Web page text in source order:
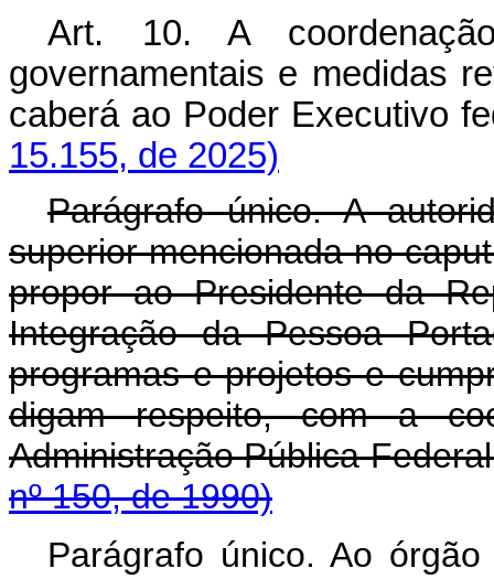
Art. 10. A
governamentais e medidas
caberá ao Poder
15.155, de 2025)
Parágrafo único. A
superior mencionada no
propor ao Presidente da
Integração da Pessoa
programas e projetos e
digam respeito, com a
Administração
nº 150, de 1990)
Parágrafo único. Ao